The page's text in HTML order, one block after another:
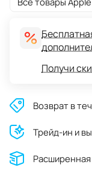
Получи
Возврат в
Трейд-ин и
Расширенная